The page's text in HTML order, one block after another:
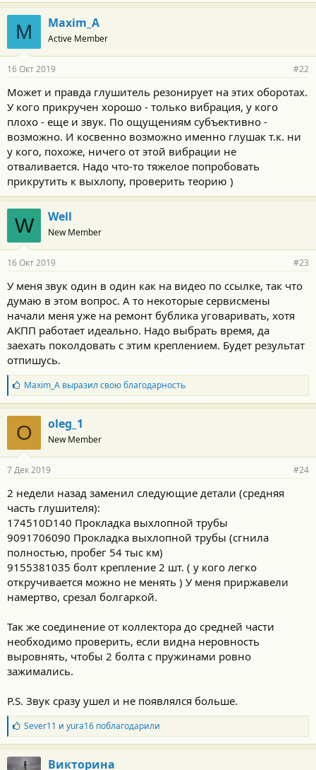
M Maxim_A
Active Member
16 Окт 2019 #22
Может и правда глушитель резонирует на этих оборотах.
У кого прикручен хорошо - только вибрация, у кого
плохо - еще и звук. По ощущениям субъективно -
возможно. И косвенно возможно именно глушак т.к. ни
у кого, похоже, ничего от этой вибрации не
отваливается. Надо что-то тяжелое попробовать
прикрутить к выхлопу, проверить теорию )
W Well
New Member
16 Окт 2019 #23
У меня звук один в один как на видео по ссылке, так что
думаю в этом вопрос. А то некоторые сервисмены
начали меня уже на ремонт бублика уговаривать, хотя
АКПП работает идеально. Надо выбрать время, да
заехать поколдовать с этим креплением. Будет результат
отпишусь.
Б
л
а
г
о
д
а
н
с
т
и
Maxim_Aвыразил свою благодарность
O oleg_1
New Member
7 Дек 2019 #24
2 недели назад заменил следующие детали (средняя
часть глушителя):
174510D140 Прокладка выхлопной трубы
9091706090 Прокладка выхлопной трубы (сгнила
полностью, пробег 54 тыс км)
9155381035 болт крепление 2 шт. ( у кого легко
откручивается можно не менять ) У меня приржавели
намертво, срезал болгаркой.
Так же соединение от коллектора до средней части
необходимо проверить, если видна неровность
выровнять, чтобы 2 болта с пружинами ровно
зажимались.
P.S. Звук сразу ушел и не появлялся больше.
Б
л
а
г
Sever11 и yura16поблагодарили
Викторина